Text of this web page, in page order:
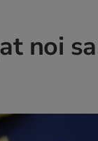
noi